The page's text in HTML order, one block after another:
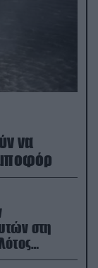
να
στη